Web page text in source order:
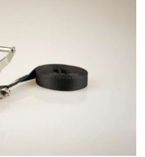
Blokratel RVS